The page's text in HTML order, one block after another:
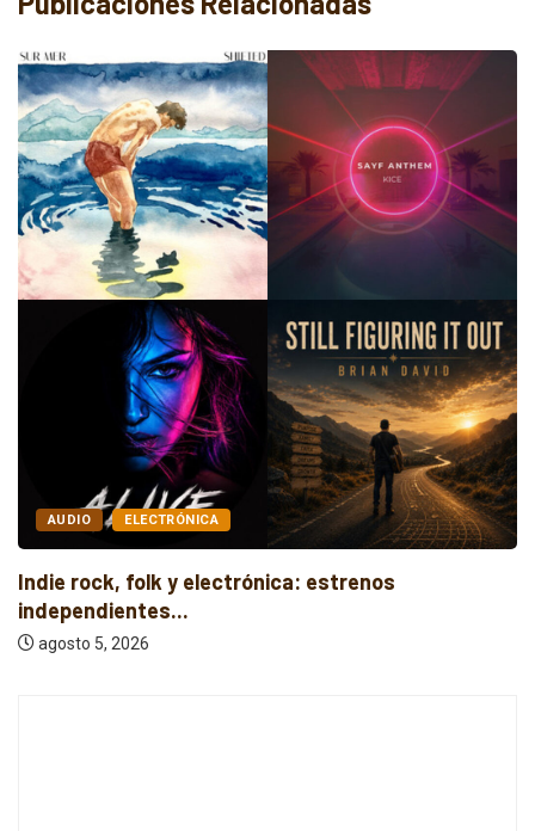
ALTERNATIVO AUDIO
Nueva música independiente: electrónica,
rock y...
agosto 6, 2026